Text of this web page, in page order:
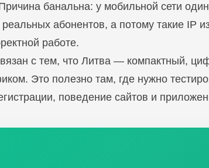
банальна: у мобильной сети
абонентов, а потому такие IP
работе.
с тем, что Литва — компактный,
Это полезно там, где нужно
поведение сайтов и